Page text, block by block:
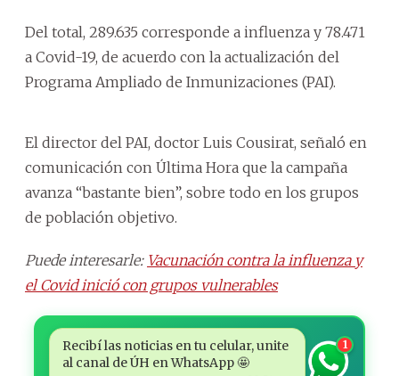
Del total, 289.635 corresponde a influenza y 78.471
a Covid-19, de acuerdo con la actualización del
Programa Ampliado de Inmunizaciones (PAI).
El director del PAI, doctor Luis Cousirat, señaló en
comunicación con Última Hora que la campaña
avanza “bastante bien”, sobre todo en los grupos
de población objetivo.
Puede interesarle: Vacunación contra la influenza y
el Covid inició con grupos vulnerables
Recibí las noticias en tu celular, unite
al canal de ÚH en WhatsApp 🤩
1